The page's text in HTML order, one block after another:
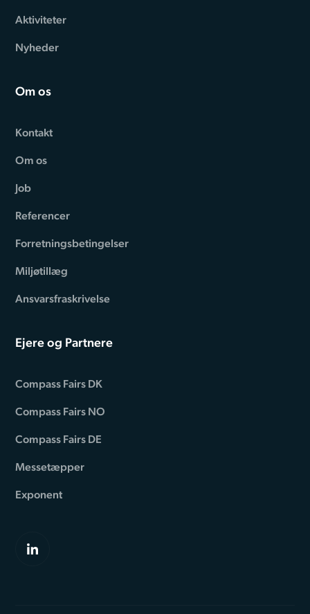
Aktiviteter
Nyheder
Om os
Kontakt
Om os
Job
Referencer
Forretningsbetingelser
Miljøtillæg
Ansvarsfraskrivelse
Ejere og Partnere
Compass Fairs DK
Compass Fairs NO
Compass Fairs DE
Messetæpper
Exponent